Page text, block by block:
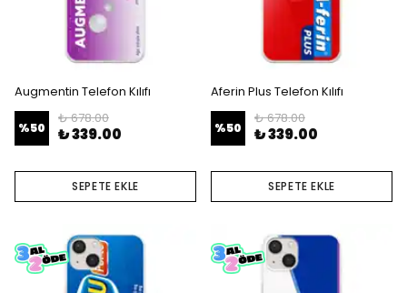
Augmentin Telefon Kılıfı
%50
₺ 678.00
₺ 339.00
SEPETE EKLE
Aferin Plus Telefon Kılıfı
%50
₺ 678.00
₺ 339.00
SEPETE EKLE